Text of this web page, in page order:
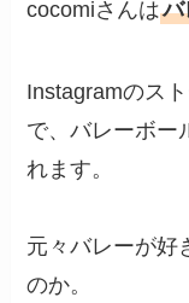
cocomiさんはバ
Instagramのス
で、バレーボー
れます。
元々バレーが好
のか。